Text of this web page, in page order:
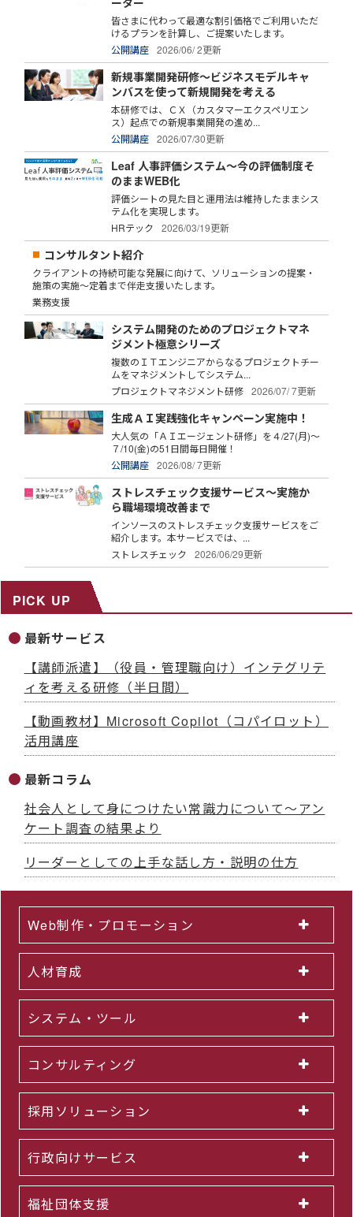
皆さまに代わって最適な割引価格でご利用いただ
けるプランを計算し、ご提案いたします。
公開講座
2026/06/ 2更新
新規事業開発研修～ビジネスモデルキャ
ンバスを使って新規開発を考える
本研修では、ＣＸ（カスタマーエクスペリエン
ス）起点での新規事業開発の進め...
公開講座
2026/07/30更新
Leaf 人事評価システム～今の評価制度そ
のままWEB化
評価シートの見た目と運用法は維持したままシス
テム化を実現します。
HRテック
2026/03/19更新
コンサルタント紹介
クライアントの持続可能な発展に向けて、ソリューションの提案・
施策の実施～定着まで伴走支援いたします。
業務支援
システム開発のためのプロジェクトマネ
ジメント極意シリーズ
複数のＩＴエンジニアからなるプロジェクトチー
ムをマネジメントしてシステム...
プロジェクトマネジメント研修
2026/07/ 7更新
生成ＡＩ実践強化キャンペーン実施中！
大人気の「ＡＩエージェント研修」を４/27(月)～
７/10(金)の51日間毎日開催！
公開講座
2026/08/ 7更新
ストレスチェック支援サービス～実施か
ら職場環境改善まで
インソースのストレスチェック支援サービスをご
紹介します。本サービスでは、...
ストレスチェック
2026/06/29更新
PICK UP
最新サービス
【講師派遣】（役員・管理職向け）インテグリテ
ィを考える研修（半日間）
【動画教材】Microsoft Copilot（コパイロット）
活用講座
最新コラム
社会人として身につけたい常識力について～アン
ケート調査の結果より
リーダーとしての上手な話し方・説明の仕方
Web制作・プロモーション
人材育成
システム・ツール
コンサルティング
採用ソリューション
行政向けサービス
福祉団体支援